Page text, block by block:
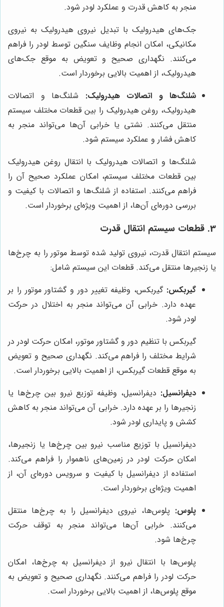
منجر به کاهش قدرت و عملکرد لودر شود.
جک‌های هیدرولیک با تبدیل نیروی هیدرولیک به نیروی
مکانیکی، امکان انجام وظایف سنگین توسط لودر را فراهم
می‌کنند. نگهداری صحیح و تعویض به موقع جک‌های
هیدرولیک، از اهمیت بالایی برخوردار است.
شلنگ‌ها و اتصالات هیدرولیک: شلنگ‌ها و اتصالات
هیدرولیک، روغن هیدرولیک را بین قطعات مختلف سیستم
منتقل می‌کنند. نشتی یا خرابی آن‌ها می‌تواند منجر به
کاهش فشار و عملکرد سیستم شود.
شلنگ‌ها و اتصالات هیدرولیک با انتقال روغن هیدرولیک
بین قطعات مختلف سیستم، امکان عملکرد صحیح آن را
فراهم می‌کنند. استفاده از شلنگ‌ها و اتصالات با کیفیت و
بررسی دوره‌ای آن‌ها، از اهمیت ویژه‌ای برخوردار است.
3. قطعات سیستم انتقال قدرت
سیستم انتقال قدرت، نیروی تولید شده توسط موتور را به چرخ‌ها
یا زنجیرها منتقل می‌کند. قطعات این سیستم شامل:
گیربکس: گیربکس، وظیفه تغییر دور و گشتاور موتور را بر
عهده دارد. خرابی آن می‌تواند منجر به اختلال در حرکت
لودر شود.
گیربکس با تنظیم دور و گشتاور موتور، امکان حرکت لودر در
شرایط مختلف را فراهم می‌کند. نگهداری صحیح و تعویض
به موقع قطعات گیربکس، از اهمیت بالایی برخوردار است.
دیفرانسیل: دیفرانسیل، وظیفه توزیع نیرو بین چرخ‌ها یا
زنجیرها را بر عهده دارد. خرابی آن می‌تواند منجر به کاهش
کشش و پایداری لودر شود.
دیفرانسیل با توزیع مناسب نیرو بین چرخ‌ها یا زنجیرها،
امکان حرکت لودر در زمین‌های ناهموار را فراهم می‌کند.
استفاده از دیفرانسیل با کیفیت و سرویس دوره‌ای آن، از
اهمیت ویژه‌ای برخوردار است.
پلوس: پلوس‌ها، نیروی دیفرانسیل را به چرخ‌ها منتقل
می‌کنند. خرابی آن‌ها می‌تواند منجر به توقف حرکت
چرخ‌ها شود.
پلوس‌ها با انتقال نیرو از دیفرانسیل به چرخ‌ها، امکان
حرکت لودر را فراهم می‌کنند. نگهداری صحیح و تعویض به
موقع پلوس‌ها، از اهمیت بالایی برخوردار است.